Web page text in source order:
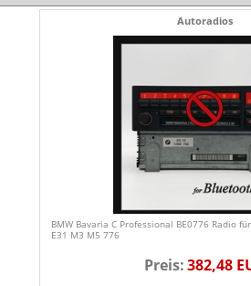
Autoradios
BMW Bavaria C Professional BE0776 Radio
E31 M3 M5 776
Preis:382,48